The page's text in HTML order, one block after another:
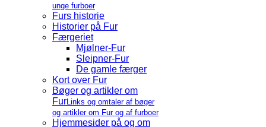
unge furboer
Furs historie
Historier på Fur
Færgeriet
Mjølner-Fur
Sleipner-Fur
De gamle færger
Kort over Fur
Bøger og artikler om
FurLinks og omtaler af bøger
og artikler om Fur og af furboer
Hjemmesider på og om